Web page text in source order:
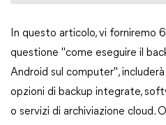
In questo articolo, vi forniremo
questione "come eseguire il
Android sul computer",
opzioni di backup integrate,
o servizi di archiviazione cloud.